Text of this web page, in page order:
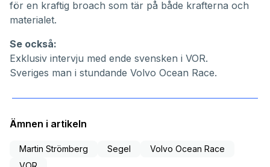
för en kraftig broach som tär på både krafterna och
materialet.
Se också:
Exklusiv intervju med ende svensken i VOR.
Sveriges man i stundande Volvo Ocean Race.
Ämnen i artikeln
Martin Strömberg Segel
Volvo Ocean Race